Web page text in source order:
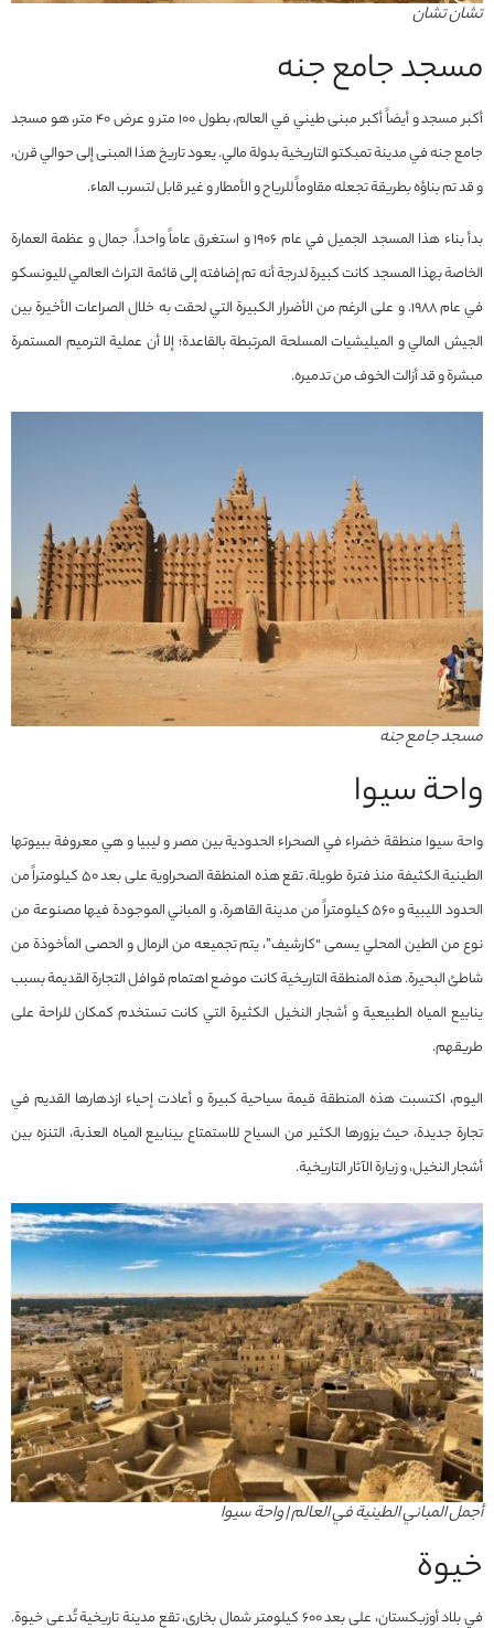
تشان تشان
مسجد جامع جنه
أكبر مسجد و أيضاً أكبر مبنى طيني في العالم، بطول 100 متر و عرض 40 متر، هو مسجد
جامع جنه في مدينة تمبكتو التاريخية بدولة مالي. يعود تاريخ هذا المبنى إلى حوالي قرن،
و قد تم بناؤه بطريقة تجعله مقاوماً للرياح و الأمطار و غير قابل لتسرب الماء.
بدأ بناء هذا المسجد الجميل في عام 1906 و استغرق عاماً واحداً. جمال و عظمة العمارة
الخاصة بهذا المسجد كانت كبيرة لدرجة أنه تم إضافته إلى قائمة التراث العالمي لليونسكو
في عام 1988. و على الرغم من الأضرار الكبيرة التي لحقت به خلال الصراعات الأخيرة بين
الجيش المالي و الميليشيات المسلحة المرتبطة بالقاعدة؛ إلا أن عملية الترميم المستمرة
مبشرة و قد أزالت الخوف من تدميره.
مسجد جامع جنه
واحة سيوا
واحة سيوا منطقة خضراء في الصحراء الحدودية بين مصر و ليبيا و هي معروفة ببيوتها
الطينية الكثيفة منذ فترة طويلة. تقع هذه المنطقة الصحراوية على بعد 50 كيلومتراً من
الحدود الليبية و 560 كيلومتراً من مدينة القاهرة، و المباني الموجودة فيها مصنوعة من
نوع من الطين المحلي يسمى “كارشيف”، يتم تجميعه من الرمال و الحصى المأخوذة من
شاطئ البحيرة. هذه المنطقة التاريخية كانت موضع اهتمام قوافل التجارة القديمة بسبب
ينابيع المياه الطبيعية و أشجار النخيل الكثيرة التي كانت تستخدم كمكان للراحة على
طريقهم.
اليوم، اكتسبت هذه المنطقة قيمة سياحية كبيرة و أعادت إحياء ازدهارها القديم في
تجارة جديدة، حيث يزورها الكثير من السياح للاستمتاع بينابيع المياه العذبة، التنزه بين
أشجار النخيل، و زيارة الآثار التاريخية.
أجمل المباني الطينية في العالم | واحة سيوا
خيوة
في بلاد أوزبكستان، على بعد 600 كيلومتر شمال بخارى، تقع مدينة تاريخية تُدعى خيوة.